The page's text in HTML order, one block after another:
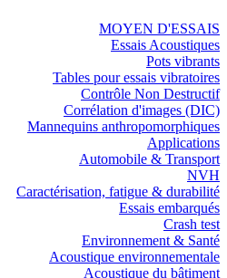
MOYEN D'ESSAIS
Essais Acoustiques
Pots vibrants
Tables pour essais vibratoires
Contrôle Non Destructif
Corrélation d'images (DIC)
Mannequins anthropomorphiques
Applications
Automobile & Transport
NVH
Caractérisation, fatigue & durabilité
Essais embarqués
Crash test
Environnement & Santé
Acoustique environnementale
Acoustique du bâtiment